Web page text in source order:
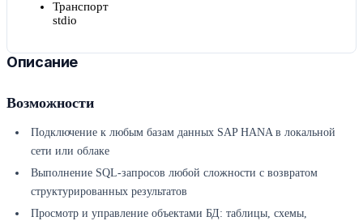
Транспорт
stdio
Описание
Возможности
Подключение к любым базам данных SAP HANA в локальной
сети или облаке
Выполнение SQL-запросов любой сложности с возвратом
структурированных результатов
Просмотр и управление объектами БД: таблицы, схемы,